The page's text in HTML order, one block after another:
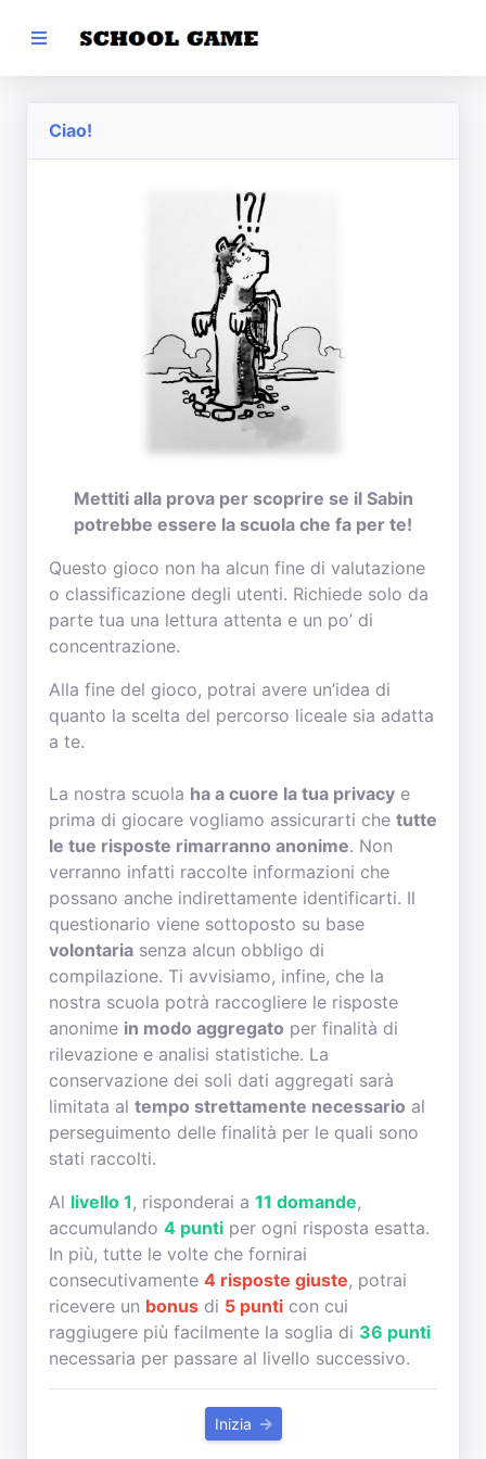
Ciao!
Mettiti alla prova per scoprire se il Sabin
potrebbe essere la scuola che fa per te!
Questo gioco non ha alcun fine di valutazione
o classificazione degli utenti. Richiede solo da
parte tua una lettura attenta e un po’ di
concentrazione.
Alla fine del gioco, potrai avere un’idea di
quanto la scelta del percorso liceale sia adatta
a te.
La nostra scuola ha a cuore la tua privacy e
prima di giocare vogliamo assicurarti che tutte
le tue risposte rimarranno anonime. Non
verranno infatti raccolte informazioni che
possano anche indirettamente identificarti. Il
questionario viene sottoposto su base
volontaria senza alcun obbligo di
compilazione. Ti avvisiamo, infine, che la
nostra scuola potrà raccogliere le risposte
anonime in modo aggregato per finalità di
rilevazione e analisi statistiche. La
conservazione dei soli dati aggregati sarà
limitata al tempo strettamente necessario al
perseguimento delle finalità per le quali sono
stati raccolti.
Al livello 1, risponderai a 11 domande,
accumulando 4 punti per ogni risposta esatta.
In più, tutte le volte che fornirai
consecutivamente 4 risposte giuste, potrai
ricevere un bonus di 5 punti con cui
raggiugere più facilmente la soglia di 36 punti
necessaria per passare al livello successivo.
Inizia